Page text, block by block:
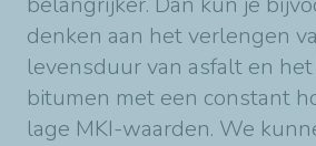
denken aan het verlengen
levensduur van asfalt en
bitumen met een constant
lage MKI-waarden. We